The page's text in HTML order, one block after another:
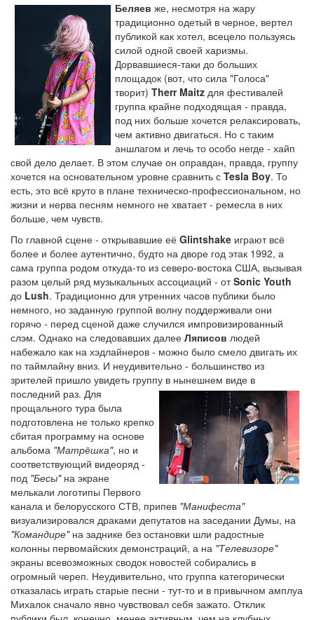
Беляев же, несмотря на жару
традиционно одетый в черное, вертел
публикой как хотел, всецело пользуясь
силой одной своей харизмы.
Дорвавшиеся-таки до больших
площадок (вот, что сила "Голоса"
творит) Therr Maitz для фестивалей
группа крайне подходящая - правда,
под них больше хочется релаксировать,
чем активно двигаться. Но с таким
аншлагом и лечь то особо негде - хайп
свой дело делает. В этом случае он оправдан, правда, группу
хочется на основательном уровне сравнить с Tesla Boy. То
есть, это всё круто в плане техническо-профессиональном, но
жизни и нерва песням немного не хватает - ремесла в них
больше, чем чувств.
По главной сцене - открывавшие её Glintshake играют всё
более и более аутентично, будто на дворе год этак 1992, а
сама группа родом откуда-то из северо-востока США, вызывая
разом целый ряд музыкальных ассоциаций - отSonic Youth
до Lush. Традиционно для утренних часов публики было
немного, но заданную группой волну поддерживали они
горячо - перед сценой даже случился импровизированный
слэм. Однако на следовавших далее Ляписов людей
набежало как на хэдлайнеров - можно было смело двигать их
по таймлайну вниз. И неудивительно - большинство из
зрителей пришло увидеть группу в нынешнем виде в
последний раз. Для
прощального тура была
подготовлена не только крепко
сбитая программу на основе
альбома "Матрёшка", но и
соответствующий видеоряд -
под "Бесы"на экране
мелькали логотипы Первого
канала и белорусского СТВ, припев "Манифеста"
визуализировался драками депутатов на заседании Думы, на
"Командире"на заднике без остановки шли радостные
колонны первомайских демонстраций, а на "Телевизоре"
экраны всевозможных сводок новостей собирались в
огромный череп. Неудивительно, что группа категорически
отказалась играть старые песни - тут-то и в привычном амплуа
Михалок сначало явно чувствовал себя зажато. Отклик